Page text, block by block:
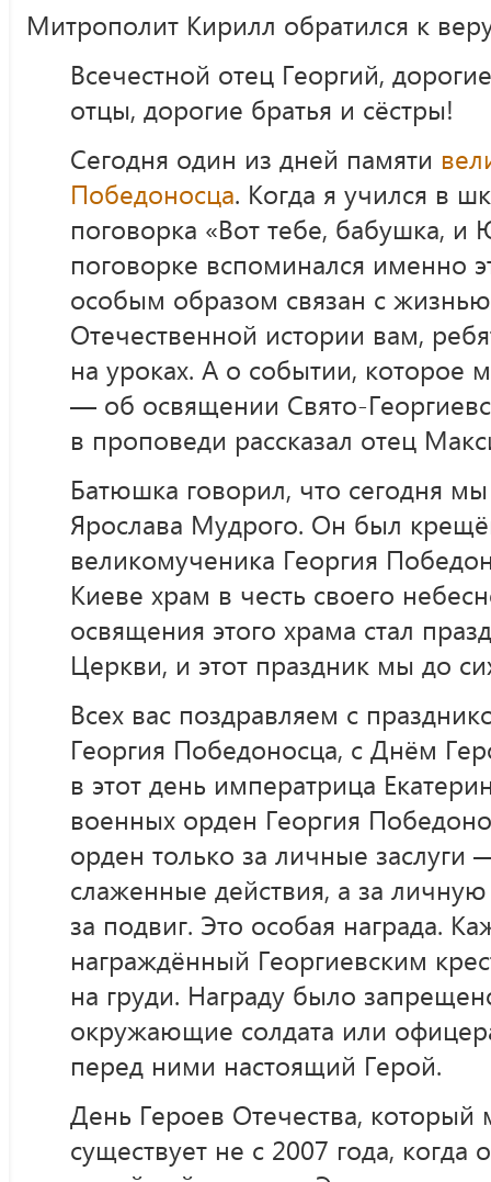
Митрополит Кирилл обратился к
Всечестной отец Георгий,
отцы, дорогие братья и сёстры!
Сегодня один из дней памяти
Победоносца. Когда я учился в
поговорка «Вот тебе, бабушка, и
поговорке вспоминался именно
особым образом связан с
Отечественной истории вам,
на уроках. А о событии, которое
— об освящении Свято-
в проповеди рассказал отец
Батюшка говорил, что сегодня
Ярослава Мудрого. Он был
великомученика Георгия
Киеве храм в честь своего
освящения этого храма стал
Церкви, и этот праздник мы до
Всех вас поздравляем с
Георгия Победоносца, с Днём
в этот день императрица
военных орден Георгия
орден только за личные
слаженные действия, а за личную
за подвиг. Это особая награда.
награждённый Георгиевским
на груди. Награду было
окружающие солдата или
перед ними настоящий Герой.
День Героев Отечества, который
существует не с 2007 года,